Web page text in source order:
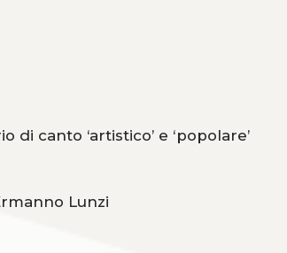
canto ‘artistico’ e ‘popolare’
Lunzi